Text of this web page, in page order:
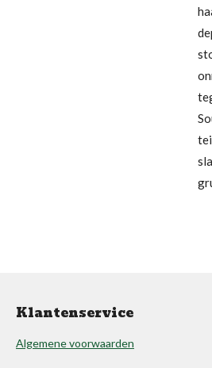
Klantenservice
Algemene voorwaarden